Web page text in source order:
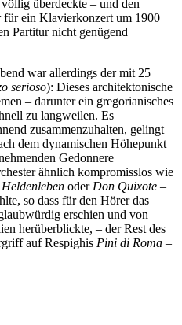
überdeckte – und den
für ein Klavierkonzert um 1900
Partitur nicht genügend
war allerdings der mit 25
serioso): Dieses architektonische
– darunter ein gregorianisches
zu langweilen. Es
zusammenzuhalten, gelingt
dem dynamischen Höhepunkt
Gedonnere
ähnlich kompromisslos wie
Heldenleben oder Don Quixote –
so dass für den Hörer das
erschien und von
herüberblickte, – der Rest des
auf Respighis Pini di Roma –